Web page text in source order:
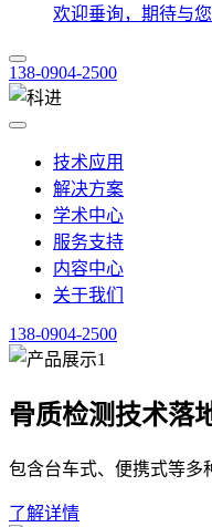
欢迎垂询，期待与您
138-0904-2500
技术应用
解决方案
学术中心
服务支持
内容中心
关于我们
138-0904-2500
骨质检测技术落
包含台车式、便携式等多
了解详情